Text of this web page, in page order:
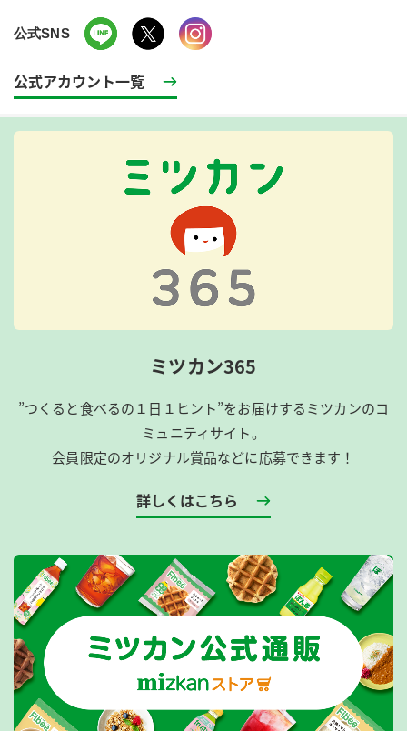
公式SNS
公式アカウント一覧
ミツカン365
”つくると食べるの１日１ヒント”をお届けするミツカンのコ
ミュニティサイト。
会員限定のオリジナル賞品などに応募できます！
詳しくはこちら